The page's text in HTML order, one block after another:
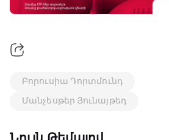
Բորուսիա Դորտմունդ
Մանչեսթեր Յունայթեդ